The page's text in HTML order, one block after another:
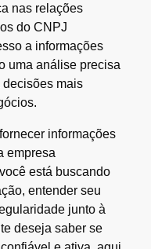
nas relações
do CNPJ
a informações
uma análise precisa
mais
informações
empresa
está buscando
entender seu
junto à
deseja saber se